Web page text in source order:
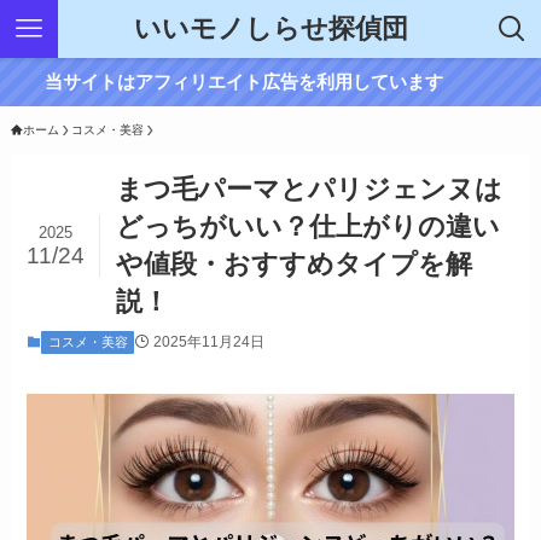
いいモノしらせ探偵団
当サイトはアフィリエイト広告を利用しています
ホーム コスメ・美容
まつ毛パーマとパリジェンヌは
どっちがいい？仕上がりの違い
や値段・おすすめタイプを解
説！
2025
11/24
コスメ・美容 2025年11月24日